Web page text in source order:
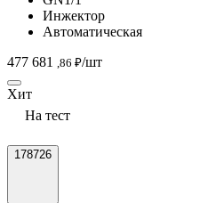
Инжектор
Автоматическая
477 681 ,86 ₽/шт
Хит
На тест
178726